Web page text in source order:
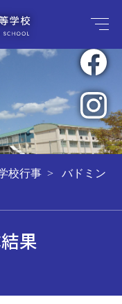
校行事
バドミン
果